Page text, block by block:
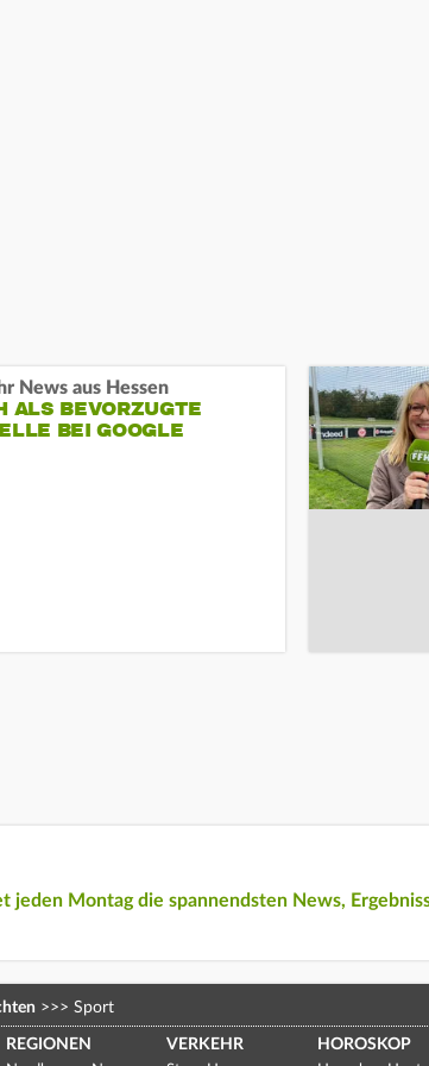
News aus Hessen
ALS BEVORZUGTE
BEI GOOGLE
jeden Montag die spannendsten News,
>>> Sport
REGIONEN VERKEHR HOROSKOP